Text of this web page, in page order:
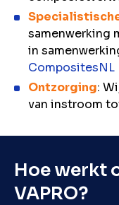
samenwerking
in
CompositesNL
Ontzorging:
van instroom
Hoe werkt
VAPRO?